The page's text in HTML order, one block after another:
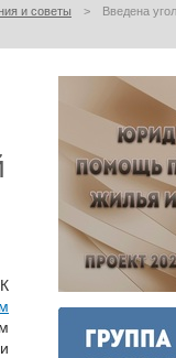
и советы
Введена